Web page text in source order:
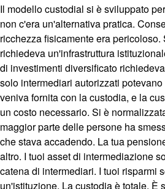
Il modello custodial si è sviluppato
non c'era un'alternativa pratica.
ricchezza fisicamente era
richiedeva un'infrastruttura
di investimenti diversificato
solo intermediari autorizzati
veniva fornita con la custodia, e la
un costo necessario. Si è
maggior parte delle persone ha
che stava accadendo. La tua
altro. I tuoi asset di intermediazione
catena di intermediari. I tuoi risparmi
un'istituzione. La custodia è totale. È